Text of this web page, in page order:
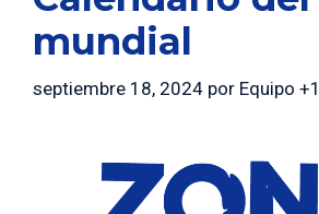
mundial
septiembre 18, 2024 por Equipo